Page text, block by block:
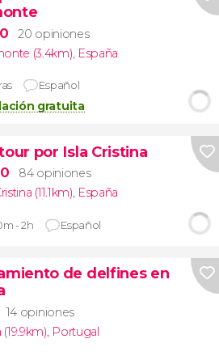
20 opiniones
(3.4km) España
Español
gratuita
por Isla Cristina
84 opiniones
(11.1km), España
- 2h Español
de delfines en
14 opiniones
(19.9km) Portugal